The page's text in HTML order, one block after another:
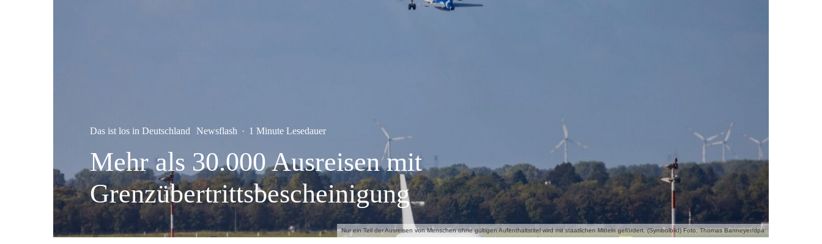
Nur ein Teil der Ausreisen von Menschen ohne gültigen Aufenthaltstitel wird mit staatlichen Mitteln gefördert. (Symbolbild) Foto: Thomas Banneyer/dpa
Das ist los in Deutschland Newsflash · 1 Minute Lesedauer
Mehr als 30.000 Ausreisen mit
Grenzübertrittsbescheinigung